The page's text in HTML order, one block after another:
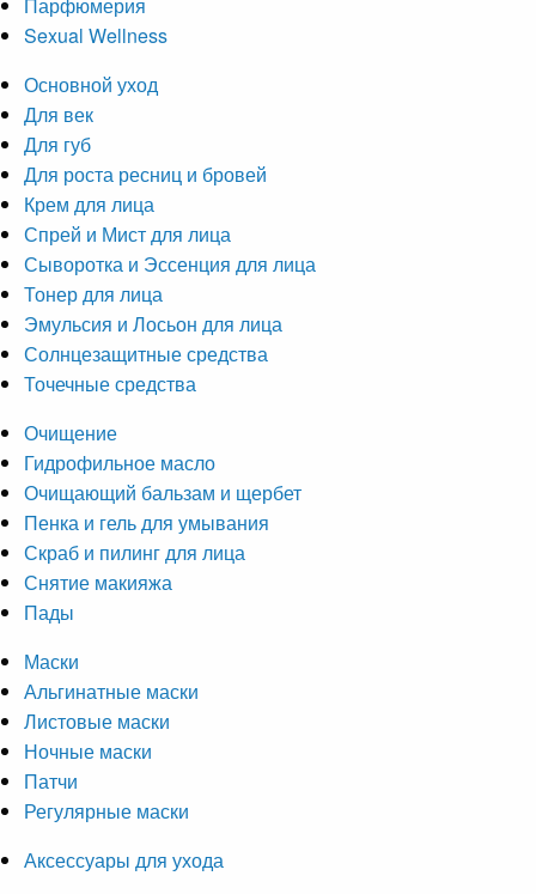
Парфюмерия
Sexual Wellness
Основной уход
Для век
Для губ
Для роста ресниц и бровей
Крем для лица
Спрей и Мист для лица
Сыворотка и Эссенция для лица
Тонер для лица
Эмульсия и Лосьон для лица
Солнцезащитные средства
Точечные средства
Очищение
Гидрофильное масло
Очищающий бальзам и щербет
Пенка и гель для умывания
Скраб и пилинг для лица
Снятие макияжа
Пады
Маски
Альгинатные маски
Листовые маски
Ночные маски
Патчи
Регулярные маски
Аксессуары для ухода